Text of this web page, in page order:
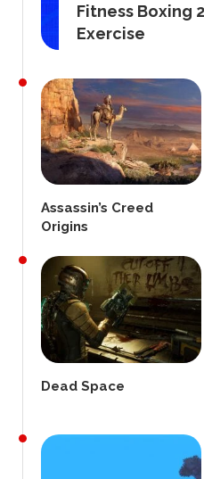
Fitness Boxing
Exercise
Assassin’s Creed
Origins
Dead Space